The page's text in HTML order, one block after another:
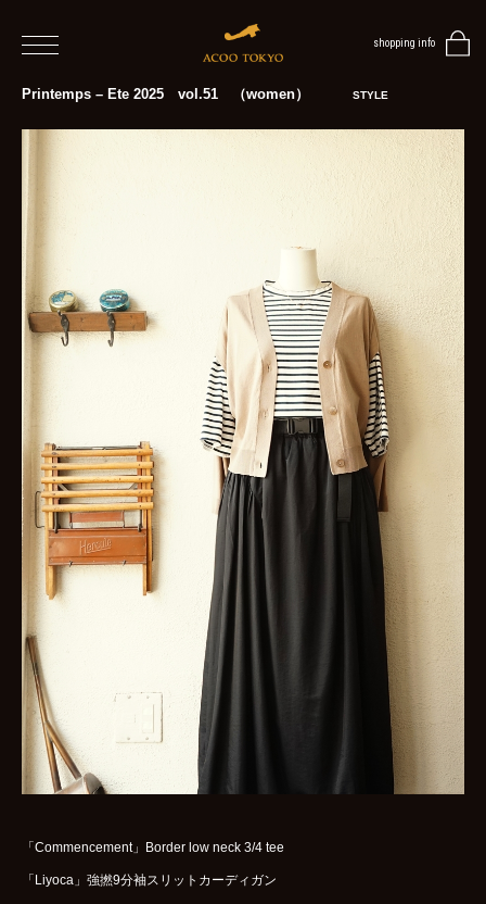
shopping info
home
women
BLOG
TOP
MENS
WOMENS
GOODS
ARCHIVES
shop
contact
Instagram
Printemps – Ete 2025 vol.51 （women） STYLE
「Commencement」Border low neck 3/4 tee
「Liyoca」強撚9分袖スリットカーディガン